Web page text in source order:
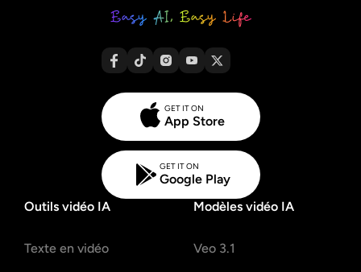
GET IT ON
App Store
GET IT ON
Google Play
Outils vidéo IA
Texte en vidéo
Modèles vidéo IA
Veo 3.1